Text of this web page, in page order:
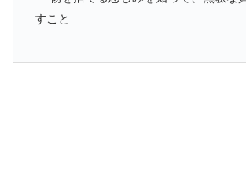
すこと